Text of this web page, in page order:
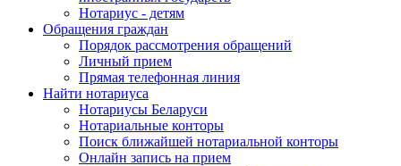
Нотариус - детям
Обращения граждан
Порядок рассмотрения обращений
Личный прием
Прямая телефонная линия
Найти нотариуса
Нотариусы Беларуси
Нотариальные конторы
Поиск ближайшей нотариальной конторы
Онлайн запись на прием